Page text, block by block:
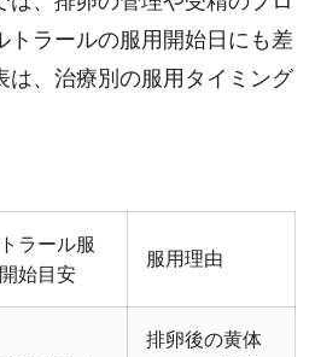
トラールの服用開始日にも差
は、治療別の服用タイミング
ラール服
始目安
服用理由
排卵後の黄体